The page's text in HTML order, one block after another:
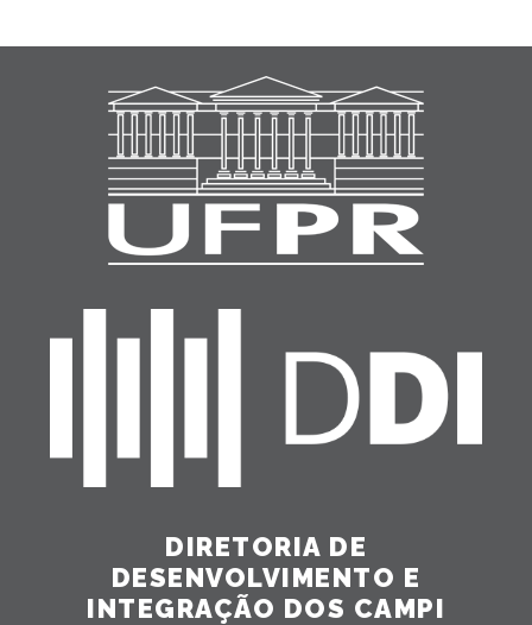
DIRETORIA DE
DESENVOLVIMENTO E
INTEGRAÇÃO DOS CAMPI